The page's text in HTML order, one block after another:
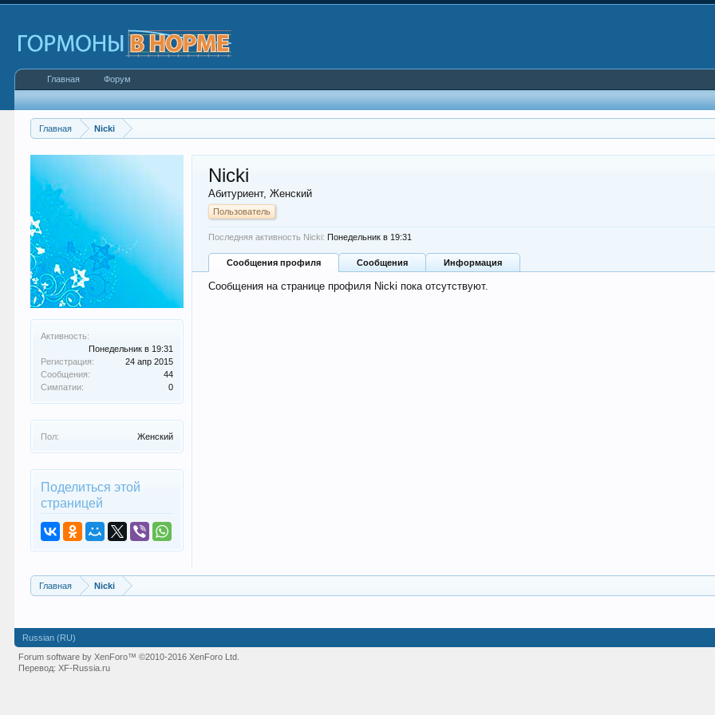
Главная Nicki
Активность:
Понедельник в 19:31
Регистрация:
24 апр 2015
Сообщения:
44
Симпатии:
0
Пол: Женский
Поделиться этой
страницей
Nicki
Абитуриент, Женский
Пользователь
Последняя активность Nicki: Понедельник в 19:31
Сообщения профиля Сообщения Информация
Сообщения на странице профиля Nicki пока отсутствуют.
Главная Nicki
Главная Форум
Russian (RU)
Forum software by XenForo™©2010-2016 XenForo Ltd.
Перевод:XF-Russia.ru